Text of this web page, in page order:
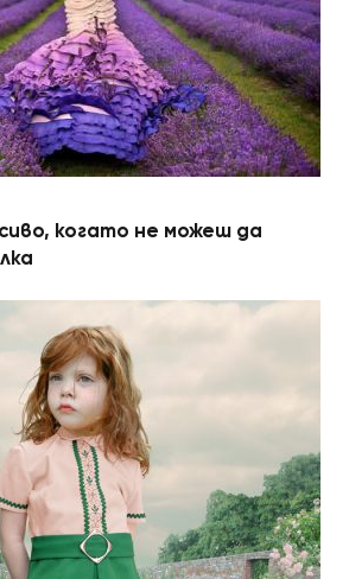
когато не можеш да